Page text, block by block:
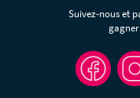
Suivez-nous et